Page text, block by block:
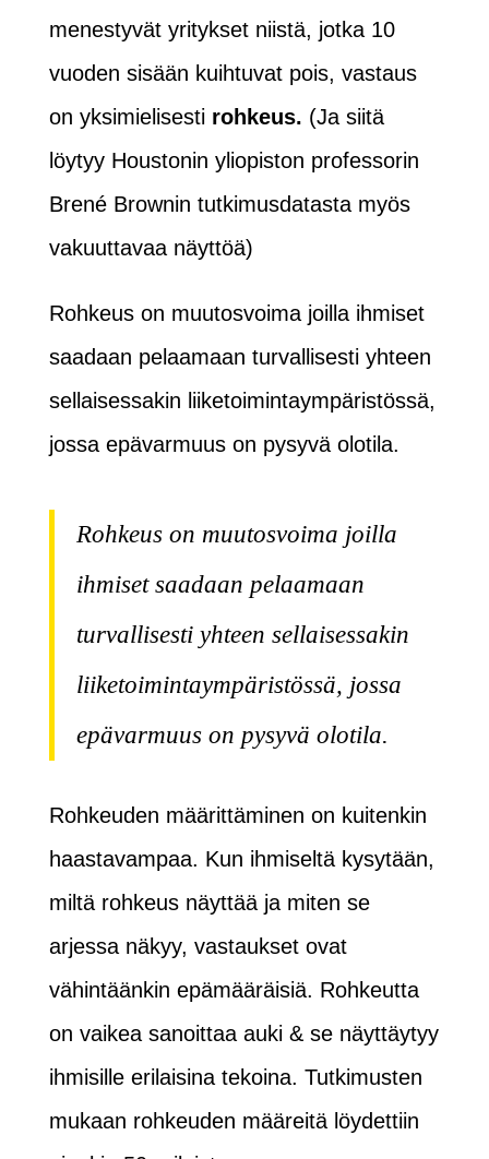
menestyvät yritykset niistä, jotka 10
vuoden sisään kuihtuvat pois, vastaus
on yksimielisesti rohkeus. (Ja siitä
löytyy Houstonin yliopiston professorin
Brené Brownin tutkimusdatasta myös
vakuuttavaa näyttöä)
Rohkeus on muutosvoima joilla ihmiset
saadaan pelaamaan turvallisesti yhteen
sellaisessakin liiketoimintaympäristössä,
jossa epävarmuus on pysyvä olotila.
Rohkeus on muutosvoima joilla
ihmiset saadaan pelaamaan
turvallisesti yhteen sellaisessakin
liiketoimintaympäristössä, jossa
epävarmuus on pysyvä olotila.
Rohkeuden määrittäminen on kuitenkin
haastavampaa. Kun ihmiseltä kysytään,
miltä rohkeus näyttää ja miten se
arjessa näkyy, vastaukset ovat
vähintäänkin epämääräisiä. Rohkeutta
on vaikea sanoittaa auki & se näyttäytyy
ihmisille erilaisina tekoina. Tutkimusten
mukaan rohkeuden määreitä löydettiin